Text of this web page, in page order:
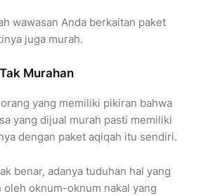
wawasan Anda berkaitan paket
juga murah.
Murahan
yang memiliki pikiran bahwa
yang dijual murah pasti memiliki
dengan paket aqiqah itu sendiri.
benar, adanya tuduhan hal yang
oknum-oknum nakal yang